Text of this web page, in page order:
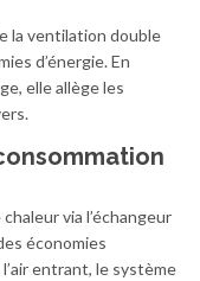
la ventilation double
d’énergie. En
elle allège les
via l’échangeur
économies
entrant, le système